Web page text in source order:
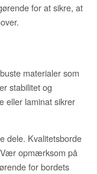
for at sikre, at
materialer som
stabilitet og
eller laminat sikrer
dele. Kvalitetsborde
opmærksom på
for bordets